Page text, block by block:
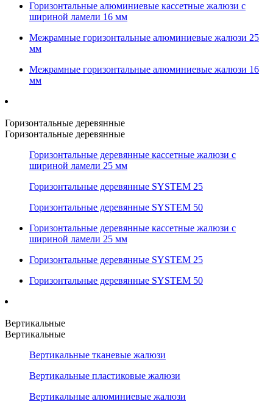
Горизонтальные алюминиевые кассетные жалюзи с
шириной ламели 16 мм
Межрамные горизонтальные алюминиевые жалюзи 25
мм
Межрамные горизонтальные алюминиевые жалюзи 16
мм
Горизонтальные деревянные
Горизонтальные деревянные
Горизонтальные деревянные кассетные жалюзи с
шириной ламели 25 мм
Горизонтальные деревянные SYSTEM 25
Горизонтальные деревянные SYSTEM 50
Горизонтальные деревянные кассетные жалюзи с
шириной ламели 25 мм
Горизонтальные деревянные SYSTEM 25
Горизонтальные деревянные SYSTEM 50
Вертикальные
Вертикальные
Вертикальные тканевые жалюзи
Вертикальные пластиковые жалюзи
Вертикальные алюминиевые жалюзи